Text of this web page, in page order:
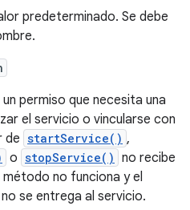
predeterminado. Se debe
permiso que necesita una
el servicio o vincularse con
de startService() ,
o stopService() no recibe
no funciona y el
no se entrega al servicio.